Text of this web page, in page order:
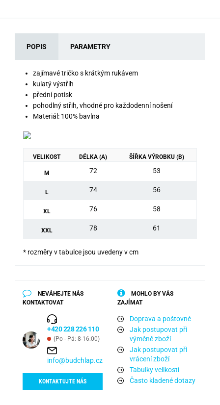
POPIS PARAMETRY
zajímavé tričko s krátkým rukávem
kulatý výstřih
přední potisk
pohodlný střih, vhodné pro každodenní nošení
Materiál: 100% bavlna
VELIKOST DÉLKA (A) ŠÍŘKA VÝROBKU (B)
M 72 53
L 74 56
XL 76 58
XXL 78 61
* rozměry v tabulce jsou uvedeny v cm
NEVÁHEJTE NÁS
KONTAKTOVAT
+420 228 226 110
(Po - Pá: 8-16:00)
info@budchlap.cz
KONTAKTUJTE NÁS
MOHLO BY VÁS
ZAJÍMAT
Doprava a poštovné
Jak postupovat při
výměně zboží
Jak postupovat při
vrácení zboží
Tabulky velikostí
Často kladené dotazy